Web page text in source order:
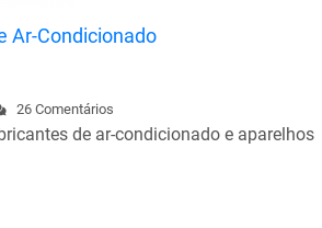
Ar-Condicionado
26 Comentários
de ar-condicionado e aparelhos